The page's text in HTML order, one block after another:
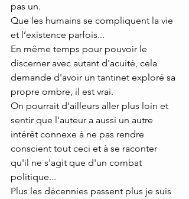
pas un.
Que les humains se compliquent la vie
et l’existence parfois...
En même temps pour pouvoir le
discerner avec autant d'acuité, cela
demande d'avoir un tantinet exploré sa
propre ombre, il est vrai.
On pourrait d'ailleurs aller plus loin et
sentir que l'auteur a aussi un autre
intérêt connexe à ne pas rendre
conscient tout ceci et à se raconter
qu'il ne s'agit que d'un combat
politique...
Plus les décennies passent plus je suis